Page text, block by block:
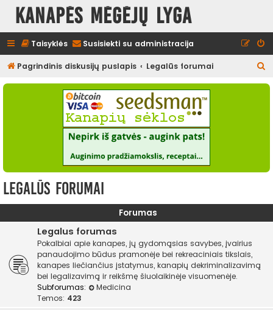
Kanapės mėgėjų lyga
Taisyklės Susisiekti su administracija
Pagrindinis diskusijų puslapis Legalūs forumai
e
Legalūs forumai
Forumas
Legalus forumas
Pokalbiai apie kanapes, jų gydomąsias savybes, įvairius
panaudojimo būdus pramonėje bei rekreaciniais tikslais,
kanapes liečiančius įstatymus, kanapių dekriminalizavimą
bei legalizavimą ir reikšmę šiuolaikinėje visuomenėje.
Subforumas:
Medicina
Temos: 423